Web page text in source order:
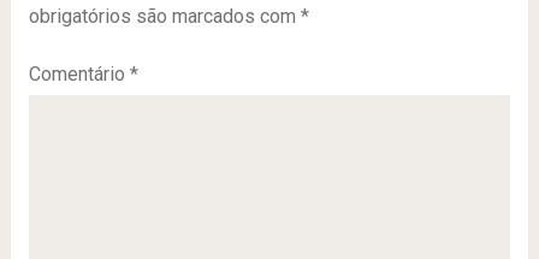
obrigatórios são marcados com *
Comentário *